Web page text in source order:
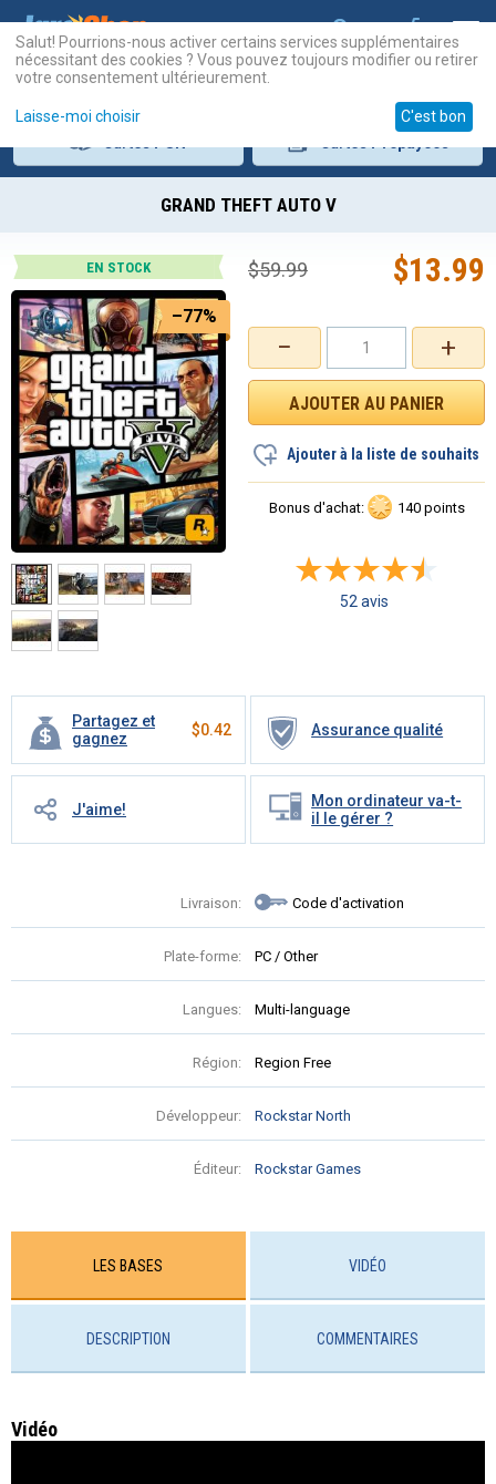
GRAND THEFT AUTO V
EN STOCK
–77%
Partagez et
gagnez
$0.42 Assurance qualité
J'aime!
Mon ordinateur va-t-
il le gérer ?
Livraison: Code d'activation
Plate-forme: PC / Other
Langues: Multi-language
Région: Region Free
Développeur: Rockstar North
Éditeur: Rockstar Games
+
−
$13.99
$59.99
Ajouter à la liste de souhaits
Bonus d'achat: 140 points
52 avis
LES BASES VIDÉO
DESCRIPTION COMMENTAIRES
Vidéo
Salut! Pourrions-nous activer certains services supplémentaires
nécessitant des cookies ? Vous pouvez toujours modifier ou retirer
votre consentement ultérieurement.
Laisse-moi choisir C'est bon